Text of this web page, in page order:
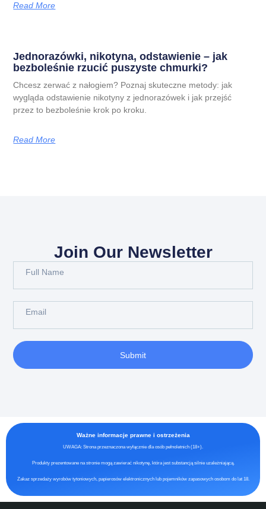
Read More
Jednorazówki, nikotyna, odstawienie – jak
bezboleśnie rzucić puszyste chmurki?
Chcesz zerwać z nałogiem? Poznaj skuteczne metody: jak
wygląda odstawienie nikotyny z jednorazówek i jak przejść
przez to bezboleśnie krok po kroku.
Read More
Join Our Newsletter
Submit
Ważne informacje prawne i ostrzeżenia
UWAGA: Strona przeznaczona wyłącznie dla osób pełnoletnich (18+).
Produkty prezentowane na stronie mogą zawierać nikotynę, która jest substancją silnie uzależniającą.
Zakaz sprzedaży wyrobów tytoniowych, papierosów elektronicznych lub pojemników zapasowych osobom do lat 18.